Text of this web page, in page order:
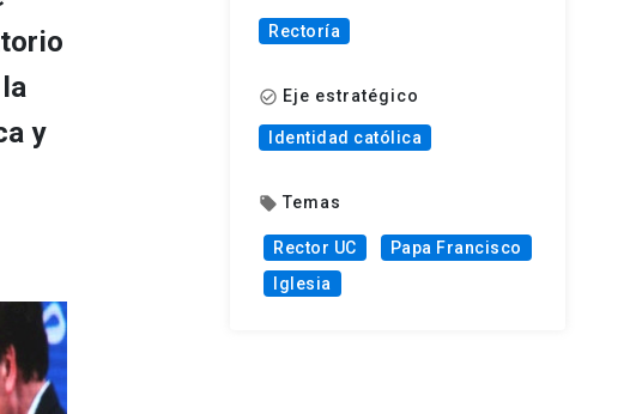
y
Rectoría
check_circle_outline Eje estratégico
Identidad católica
local_offer Temas
Rector UC
Papa Francisco
Iglesia